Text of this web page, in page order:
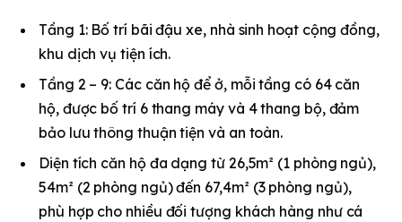
Tầng 1: Bố trí bãi đậu xe, nhà sinh hoạt cộng đồng,
khu dịch vụ tiện ích.
Tầng 2 – 9: Các căn hộ để ở, mỗi tầng có 64 căn
hộ, được bố trí 6 thang máy và 4 thang bộ, đảm
bảo lưu thông thuận tiện và an toàn.
Diện tích căn hộ đa dạng từ 26,5m² (1 phòng ngủ),
54m² (2 phòng ngủ) đến 67,4m² (3 phòng ngủ),
phù hợp cho nhiều đối tượng khách hàng như cá